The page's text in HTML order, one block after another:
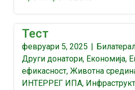
Тест
февруари 5, 2025 |
Други донатори, Економија,
ефикасност, Животна
ИНТЕРРЕГ ИПА,